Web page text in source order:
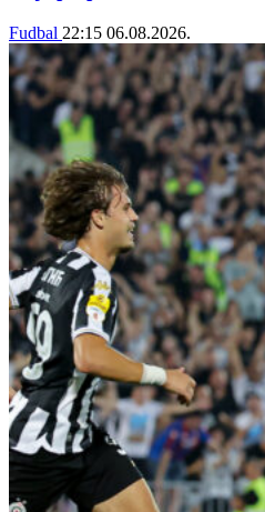
Fudbal 22:15 06.08.2026.